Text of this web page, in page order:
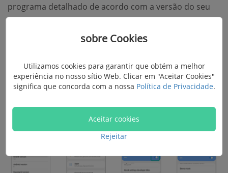
programa detalhado de acordo com a versão do seu
celular Samsung.
sobre Cookies
Utilizamos cookies para garantir que obtém a melhor
experiência no nosso sítio Web. Clicar em "Aceitar Cookies"
significa que concorda com a nossa Política de Privacidade.
Aceitar cookies
Rejeitar